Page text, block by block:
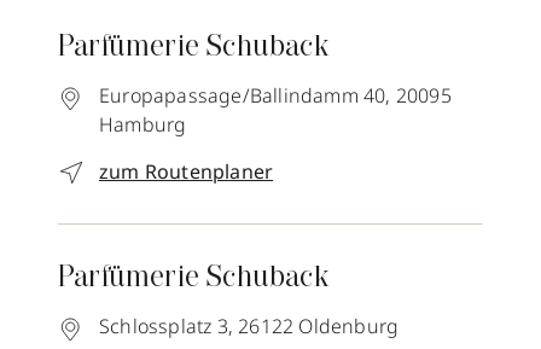
Parfümerie Schuback
Europapassage/Ballindamm 40, 20095
Hamburg
zum Routenplaner
Parfümerie Schuback
Schlossplatz 3, 26122 Oldenburg